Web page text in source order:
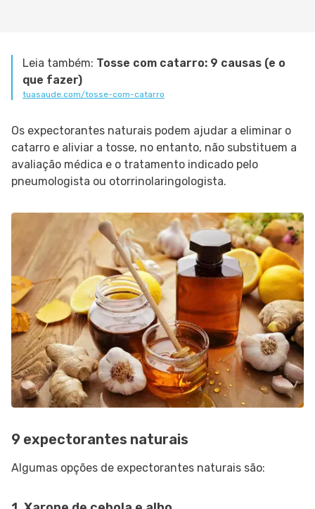
Leia também: Tosse com catarro: 9 causas (e o
que fazer)
tuasaude.com/tosse-com-catarro
Os expectorantes naturais podem ajudar a eliminar o
catarro e aliviar a tosse, no entanto, não substituem a
avaliação médica e o tratamento indicado pelo
pneumologista ou otorrinolaringologista.
9 expectorantes naturais
Algumas opções de expectorantes naturais são: